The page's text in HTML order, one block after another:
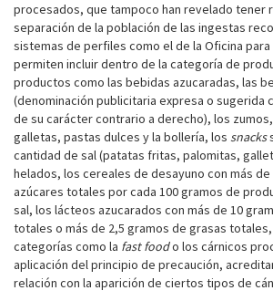
procesados, que tampoco han revelado tener
separación de la población de las ingestas
sistemas de perfiles como el de la Oficina para
permiten incluir dentro de la categoría de
productos como las bebidas azucaradas, las
(denominación publicitaria expresa o sugerida
de su carácter contrario a derecho), los
galletas, pastas dulces y la bollería, los snacks
cantidad de sal (patatas fritas, palomitas,
helados, los cereales de desayuno con más de
azúcares totales por cada 100 gramos de
sal, los lácteos azucarados con más de 10
totales o más de 2,5 gramos de grasas
categorías como la fast foodo los cárnicos
aplicación del principio de precaución,
relación con la aparición de ciertos tipos de